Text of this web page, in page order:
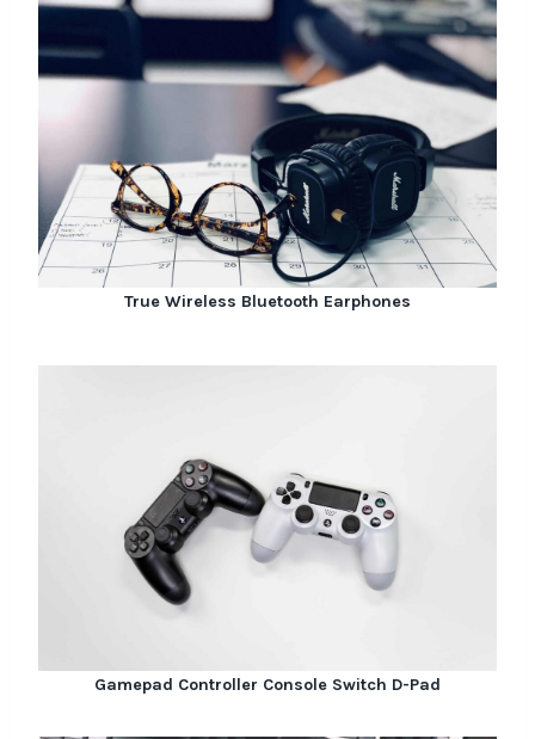
True Wireless Bluetooth Earphones
Gamepad Controller Console Switch D-Pad